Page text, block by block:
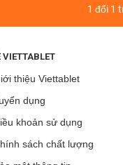
1 đổi 1
VIETTABLET
thiệu Viettablet
dụng
khoản sử dụng
sách chất lượng